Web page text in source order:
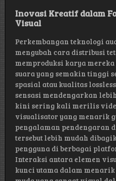
Inovasi Kreatif dalam
Visual
Perkembangan teknologi
mengubah cara distribusi
memproduksi karya
suara yang semakin tinggi
spasial atau kualitas
sensasi mendengarkan
kini sering kali merilis
visualisator yang menarik
pengalaman pendengaran
tersebut lebih mudah
pengguna di berbagai
Interaksi antara elemen
kunci utama dalam